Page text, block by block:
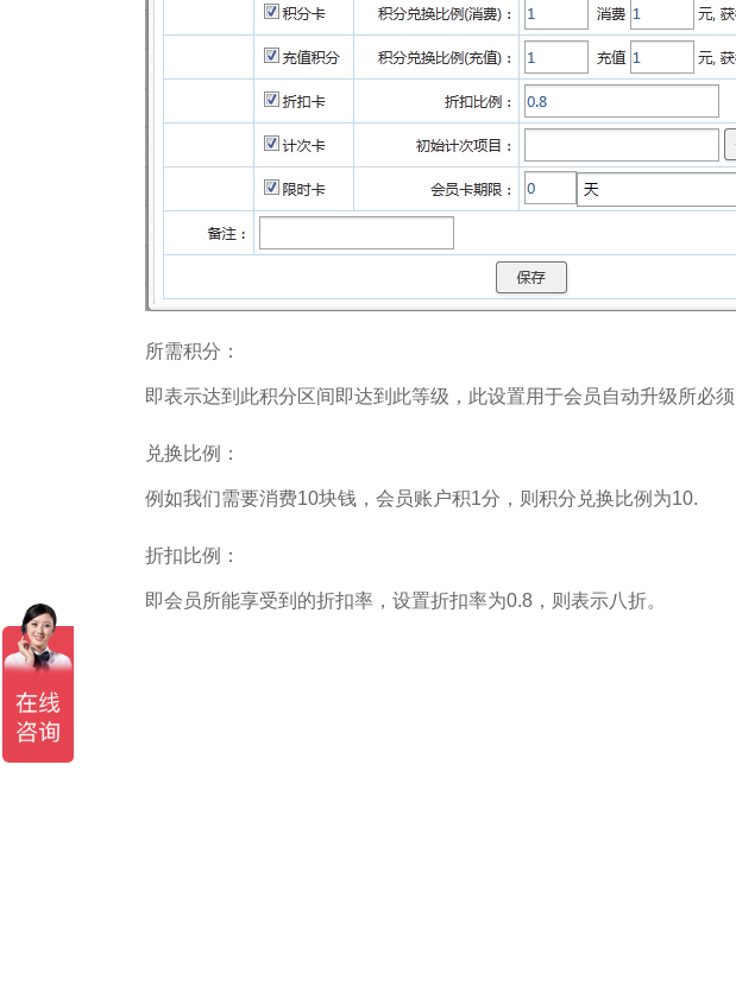
所需积分：
即表示达到此积分区间即达到此等级，此设置用于会员自动升级所必须
兑换比例：
例如我们需要消费10块钱，会员账户积1分，则积分兑换比例为10.
折扣比例：
即会员所能享受到的折扣率，设置折扣率为0.8，则表示八折。